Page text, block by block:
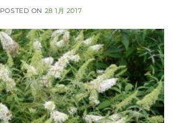
POSTED ON 28 1月 2017